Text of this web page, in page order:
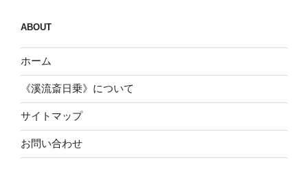
ABOUT
ホーム
《溪流斎日乗》について
サイトマップ
お問い合わせ